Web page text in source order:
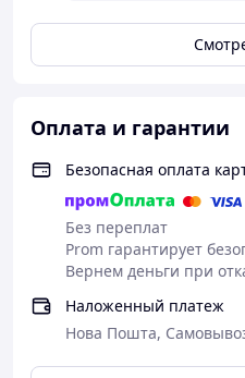
Оплата и гарантии
Безопасная оплата
Без переплат
Prom гарантирует
Вернем деньги при
Наложенный платеж
Нова Пошта,